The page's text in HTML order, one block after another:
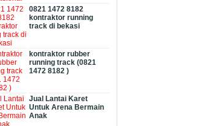
0821 1472 8182
kontraktor running
track di bekasi
kontraktor rubber
running track (0821
1472 8182 )
Jual Lantai Karet
Untuk Arena Bermain
Anak